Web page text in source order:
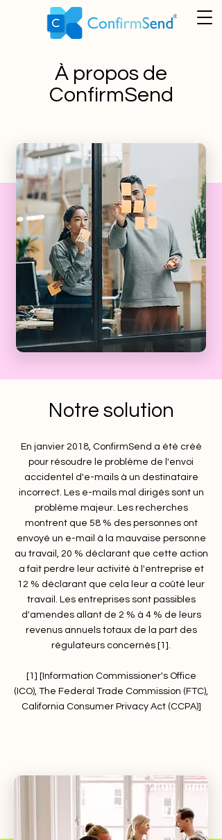
À propos de
ConfirmSend
Notre solution
En janvier 2018, ConfirmSend a été créé
pour résoudre le problème de l'envoi
accidentel d'e-mails à un destinataire
incorrect. Les e-mails mal dirigés sont un
problème majeur. Les recherches
montrent que 58 % des personnes ont
envoyé un e-mail à la mauvaise personne
au travail, 20 % déclarant que cette action
a fait perdre leur activité à l'entreprise et
12 % déclarant que cela leur a coûté leur
travail. Les entreprises sont passibles
d'amendes allant de 2 % à 4 % de leurs
revenus annuels totaux de la part des
régulateurs concernés [1].
[1] [Information Commissioner's Office
(ICO), The Federal Trade Commission (FTC),
California Consumer Privacy Act (CCPA)]